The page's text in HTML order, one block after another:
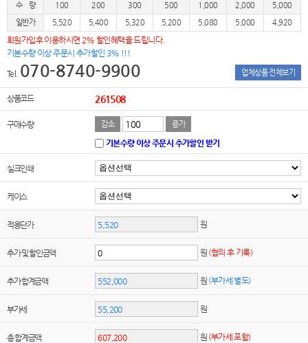
수 량 100 200 300 500 1,000 2,000
5,000
일반가
5,520 5,400 5,320 5,200 5,080 5,000 4,920
회원가입후 이용하시면 2% 할인혜택을 드립니다.
기본수량 이상 주문시 추가할인 3% !!!
Tel. 070-8740-9900 업체상품 전체보기
상품코드 261508
구매수량 감소 증가
기본수량 이상 주문시 추가할인 받기
실크인쇄
케이스
적용단가 원
추가 및 할인금액 원 (협의 후 기록)
추가 합계금액 원 (부가세 별도)
부가세 원
총 합계금액 원 (부가세 포함)